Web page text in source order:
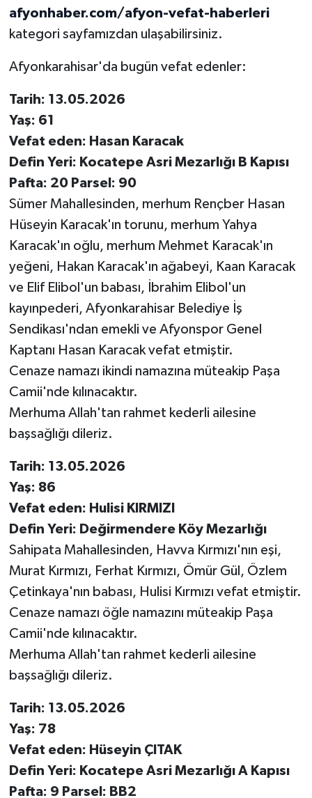
afyonhaber.com/afyon-vefat-haberleri
kategori sayfamızdan ulaşabilirsiniz.
Afyonkarahisar'da bugün vefat edenler:
Tarih: 13.05.2026
Yaş: 61
Vefat eden: Hasan Karacak
Defin Yeri: Kocatepe Asri Mezarlığı B Kapısı
Pafta: 20 Parsel: 90
Sümer Mahallesinden, merhum Rençber Hasan
Hüseyin Karacak'ın torunu, merhum Yahya
Karacak'ın oğlu, merhum Mehmet Karacak'ın
yeğeni, Hakan Karacak'ın ağabeyi, Kaan Karacak
ve Elif Elibol'un babası, İbrahim Elibol'un
kayınpederi, Afyonkarahisar Belediye İş
Sendikası'ndan emekli ve Afyonspor Genel
Kaptanı Hasan Karacak vefat etmiştir.
Cenaze namazı ikindi namazına müteakip Paşa
Camii'nde kılınacaktır.
Merhuma Allah'tan rahmet kederli ailesine
başsağlığı dileriz.
Tarih: 13.05.2026
Yaş: 86
Vefat eden: Hulisi KIRMIZI
Defin Yeri: Değirmendere Köy Mezarlığı
Sahipata Mahallesinden, Havva Kırmızı'nın eşi,
Murat Kırmızı, Ferhat Kırmızı, Ömür Gül, Özlem
Çetinkaya'nın babası, Hulisi Kırmızı vefat etmiştir.
Cenaze namazı öğle namazını müteakip Paşa
Camii'nde kılınacaktır.
Merhuma Allah'tan rahmet kederli ailesine
başsağlığı dileriz.
Tarih: 13.05.2026
Yaş: 78
Vefat eden: Hüseyin ÇITAK
Defin Yeri: Kocatepe Asri Mezarlığı A Kapısı
Pafta: 9 Parsel: BB2